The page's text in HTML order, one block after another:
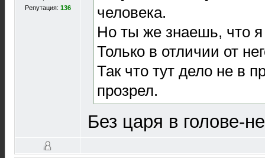
Репутация: 136
человека.
Но ты же знаешь, что
Только в отличии от
Так что тут дело не в
прозрел.
Без царя в голове-